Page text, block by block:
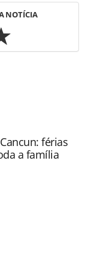
NOTÍCIA
na página.
Editora é
direito autoral.
da PANROTAS
férias
a família